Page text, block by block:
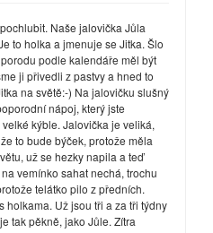
Naše jalovička Jůla
to holka a jmenuje se Jitka. Šlo
podle kalendáře měl být
ji přivedli z pastvy a hned to
na světě:-) Na jalovičku slušný
nápoj, který jste
kýble. Jalovička je veliká,
to bude býček, protože měla
už se hezky napila a teď
vemínko sahat nechá, trochu
telátko pilo z předních.
Už jsou tři a za tři týdny
tak pěkně, jako Jůle. Zítra